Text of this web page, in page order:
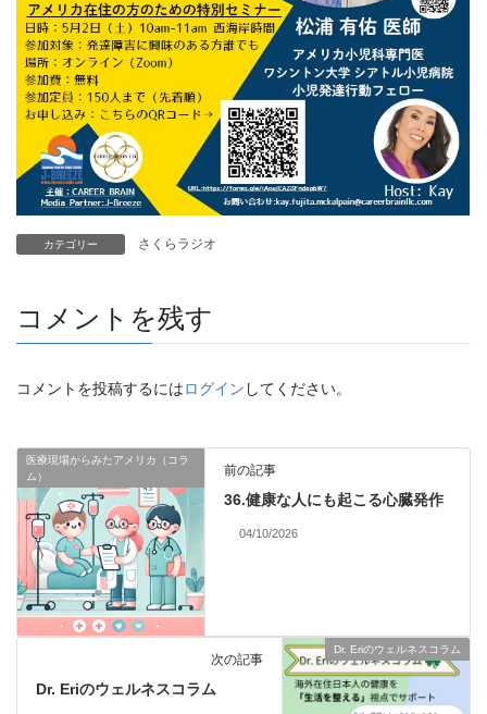
カテゴリー さくらラジオ
コメントを残す
コメントを投稿するにはログイン してください。
医療現場からみたアメリカ（コラ
ム）
前の記事
36.健康な人にも起こる心臓発作
04/10/2026
Dr. Eriのウェルネスコラム
次の記事
Dr. Eriのウェルネスコラム